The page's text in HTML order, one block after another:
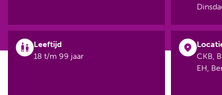
Leeftijd
18 t/m 99 jaar
CKB,
EH,